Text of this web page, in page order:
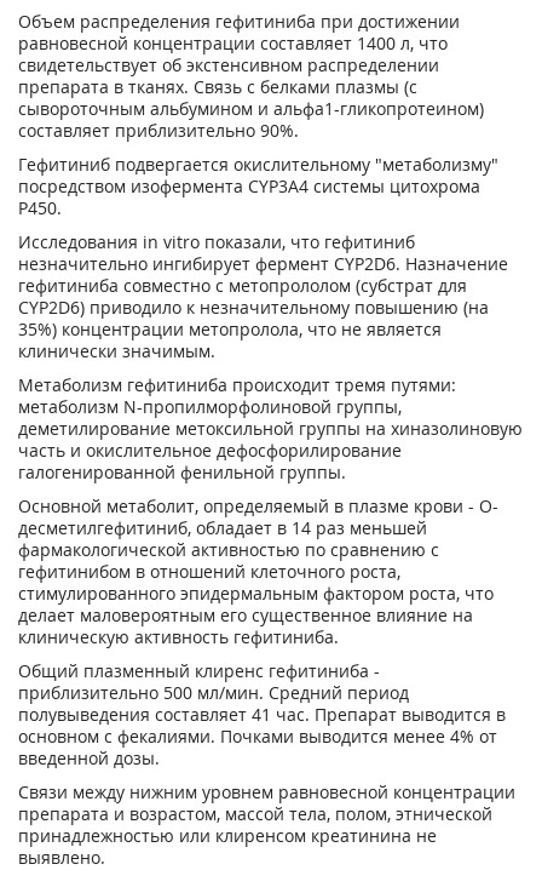
Объем распределения гефитиниба при достижении
равновесной концентрации составляет 1400 л, что
свидетельствует об экстенсивном распределении
препарата в тканях. Связь с белками плазмы (с
сывороточным альбумином и альфа1-гликопротеином)
составляет приблизительно 90%.
Гефитиниб подвергается окислительному "метаболизму"
посредством изофермента CYP3A4 системы цитохрома
Р450.
Исследования in vitro показали, что гефитиниб
незначительно ингибирует фермент CYP2D6. Назначение
гефитиниба совместно с метопрололом (субстрат для
CYP2D6) приводило к незначительному повышению (на
35%) концентрации метопролола, что не является
клинически значимым.
Метаболизм гефитиниба происходит тремя путями:
метаболизм N-пропилморфолиновой группы,
деметилирование метоксильной группы на хиназолиновую
часть и окислительное дефосфорилирование
галогенированной фенильной группы.
Основной метаболит, определяемый в плазме крови - О-
десметилгефитиниб, обладает в 14 раз меньшей
фармакологической активностью по сравнению с
гефитинибом в отношений клеточного роста,
стимулированного эпидермальным фактором роста, что
делает маловероятным его существенное влияние на
клиническую активность гефитиниба.
Общий плазменный клиренс гефитиниба -
приблизительно 500 мл/мин. Средний период
полувыведения составляет 41 час. Препарат выводится в
основном с фекалиями. Почками выводится менее 4% от
введенной дозы.
Связи между нижним уровнем равновесной концентрации
препарата и возрастом, массой тела, полом, этнической
принадлежностью или клиренсом креатинина не
выявлено.